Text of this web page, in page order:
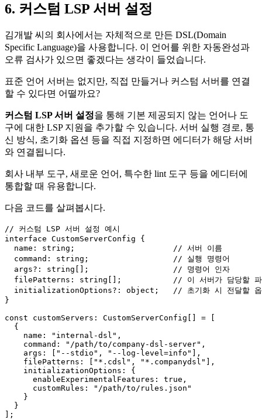
6. 커스텀 LSP 서버 설정
김개발 씨의 회사에서는 자체적으로 만든 DSL(Domain
Specific Language)을 사용합니다. 이 언어를 위한 자동완성과
오류 검사가 있으면 좋겠다는 생각이 들었습니다.
표준 언어 서버는 없지만, 직접 만들거나 커스텀 서버를 연결
할 수 있다면 어떨까요?
커스텀 LSP 서버 설정을 통해 기본 제공되지 않는 언어나 도
구에 대한 LSP 지원을 추가할 수 있습니다. 서버 실행 경로, 통
신 방식, 초기화 옵션 등을 직접 지정하면 에디터가 해당 서버
와 연결됩니다.
회사 내부 도구, 새로운 언어, 특수한 lint 도구 등을 에디터에
통합할 때 유용합니다.
다음 코드를 살펴봅시다.
// 커스텀 LSP 서버 설정 예시
interface CustomServerConfig {
name : string ; // 서버 이름
command : string ; // 실행 명령어
args?: string []; // 명령어 인자
filePatterns : string []; // 이 서버가 담당할
initializationOptions?: object ; // 초기화 시 전달할
}
const
customServers : CustomServerConfig [] = [
  {
name : "internal-dsl" ,
command : "/path/to/company-dsl-server" ,
args : [ "--stdio" , "--log-level=info"
],
filePatterns : [ "*.cdsl" , "*.companydsl"
],
initializationOptions : {
enableExperimentalFeatures : true ,
customRules :
"/path/to/rules.json"
    }
  }
];